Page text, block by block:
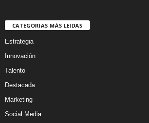
CATEGORIAS MÁS LEIDAS
Estrategia
Innovación
Talento
Destacada
Marketing
Social Media